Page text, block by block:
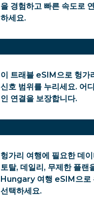
을 경험하고 빠른 속도로
하세요.
이 트래블 eSIM으로 헝가
신호 범위를 누리세요. 어
인 연결을 보장합니다.
헝가리 여행에 필요한 데
토탈, 데일리, 무제한 플랜
Hungary 여행 eSIM으로
선택하세요.